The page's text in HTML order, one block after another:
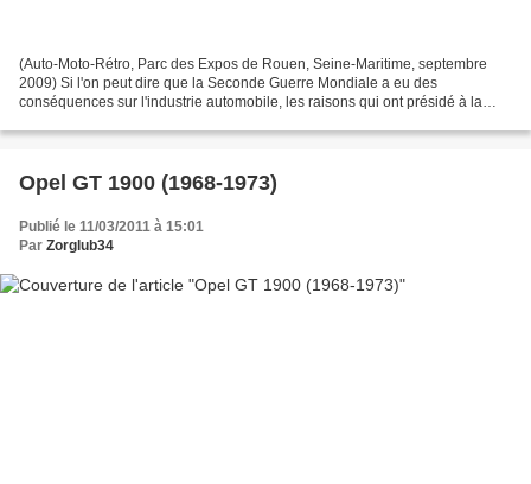
(Auto-Moto-Rétro, Parc des Expos de Rouen, Seine-Maritime, septembre
2009) Si l'on peut dire que la Seconde Guerre Mondiale a eu des
conséquences sur l'industrie automobile, les raisons qui ont présidé à la
Opel GT 1900 (1968-1973)
Publié le 11/03/2011 à 15:01
Par Zorglub34